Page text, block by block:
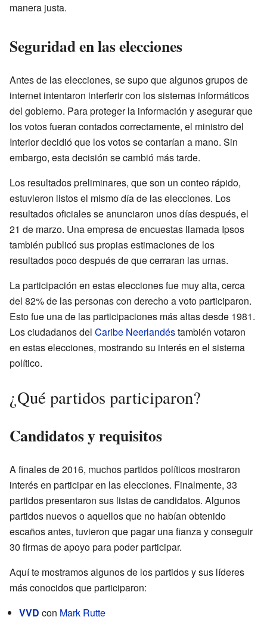
manera justa.
Seguridad en las elecciones
Antes de las elecciones, se supo que algunos grupos de
internet intentaron interferir con los sistemas informáticos
del gobierno. Para proteger la información y asegurar que
los votos fueran contados correctamente, el ministro del
Interior decidió que los votos se contarían a mano. Sin
embargo, esta decisión se cambió más tarde.
Los resultados preliminares, que son un conteo rápido,
estuvieron listos el mismo día de las elecciones. Los
resultados oficiales se anunciaron unos días después, el
21 de marzo. Una empresa de encuestas llamada Ipsos
también publicó sus propias estimaciones de los
resultados poco después de que cerraran las urnas.
La participación en estas elecciones fue muy alta, cerca
del 82% de las personas con derecho a voto participaron.
Esto fue una de las participaciones más altas desde 1981.
Los ciudadanos del Caribe Neerlandéstambién votaron
en estas elecciones, mostrando su interés en el sistema
político.
¿Qué partidos participaron?
Candidatos y requisitos
A finales de 2016, muchos partidos políticos mostraron
interés en participar en las elecciones. Finalmente, 33
partidos presentaron sus listas de candidatos. Algunos
partidos nuevos o aquellos que no habían obtenido
escaños antes, tuvieron que pagar una fianza y conseguir
30 firmas de apoyo para poder participar.
Aquí te mostramos algunos de los partidos y sus líderes
más conocidos que participaron:
VVD con Mark Rutte